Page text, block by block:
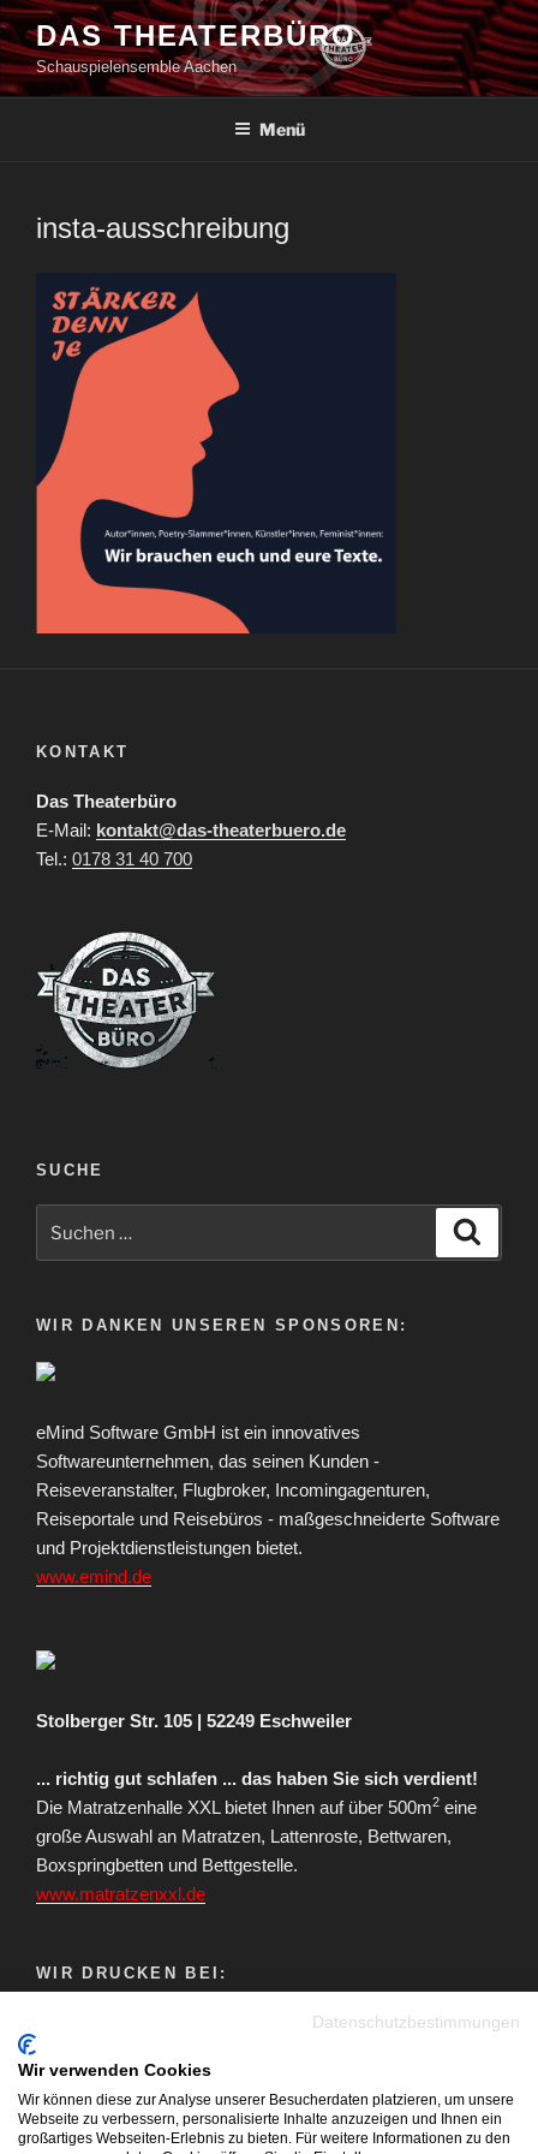
Zum
Inhalt
springen
DAS THEATERBÜRO
Schauspielensemble Aachen
Menü
insta-ausschreibung
KONTAKT
Das Theaterbüro
E-Mail: kontakt@das-theaterbuero.de
Tel.: 0178 31 40 700
SUCHE
nach:
WIR DANKEN UNSEREN SPONSOREN:
eMind Software GmbH ist ein innovatives
Softwareunternehmen, das seinen Kunden -
Reiseveranstalter, Flugbroker, Incomingagenturen,
Reiseportale und Reisebüros - maßgeschneiderte Software
und Projektdienstleistungen bietet.
www.emind.de
Stolberger Str. 105 | 52249 Eschweiler
... richtig gut schlafen ... das haben Sie sich verdient!
Die Matratzenhalle XXL bietet Ihnen auf über 500m2 eine
große Auswahl an Matratzen, Lattenroste, Bettwaren,
Boxspringbetten und Bettgestelle.
www.matratzenxxl.de
WIR DRUCKEN BEI:
Datenschutzbestimmungen
Wir verwenden Cookies
Wir können diese zur Analyse unserer Besucherdaten platzieren, um unsere
Webseite zu verbessern, personalisierte Inhalte anzuzeigen und Ihnen ein
großartiges Webseiten-Erlebnis zu bieten. Für weitere Informationen zu den